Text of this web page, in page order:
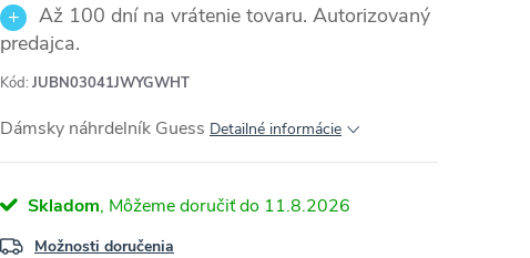
Až 100 dní na vrátenie tovaru. Autorizovaný
predajca.
Kód: JUBN03041JWYGWHT
Dámsky náhrdelník Guess Detailné informácie
Skladom 11.8.2026
Možnosti doručenia